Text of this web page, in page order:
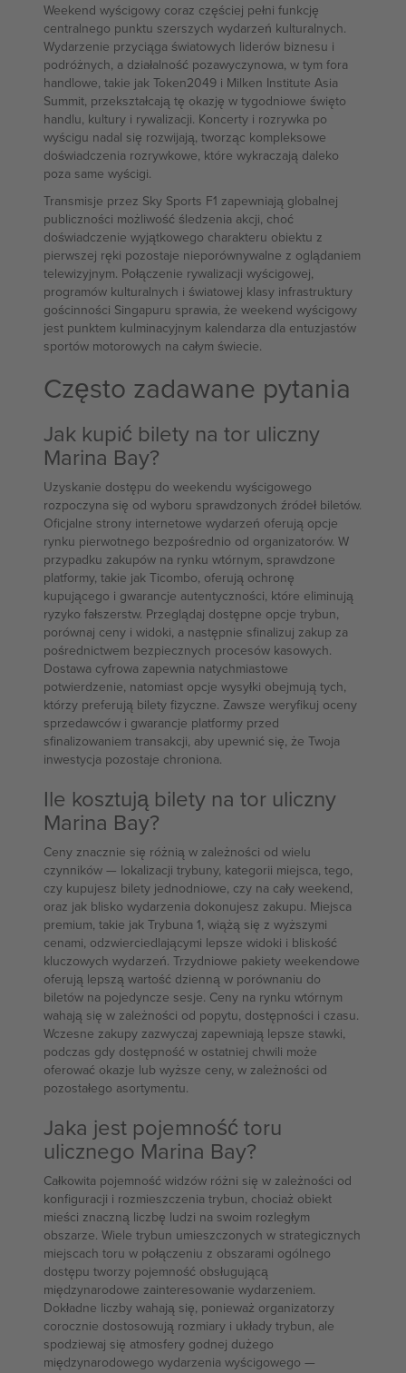
Weekend wyścigowy coraz częściej pełni funkcję
centralnego punktu szerszych wydarzeń kulturalnych.
Wydarzenie przyciąga światowych liderów biznesu i
podróżnych, a działalność pozawyczynowa, w tym fora
handlowe, takie jak Token2049 i Milken Institute Asia
Summit, przekształcają tę okazję w tygodniowe święto
handlu, kultury i rywalizacji. Koncerty i rozrywka po
wyścigu nadal się rozwijają, tworząc kompleksowe
doświadczenia rozrywkowe, które wykraczają daleko
poza same wyścigi.
Transmisje przez Sky Sports F1 zapewniają globalnej
publiczności możliwość śledzenia akcji, choć
doświadczenie wyjątkowego charakteru obiektu z
pierwszej ręki pozostaje nieporównywalne z oglądaniem
telewizyjnym. Połączenie rywalizacji wyścigowej,
programów kulturalnych i światowej klasy infrastruktury
gościnności Singapuru sprawia, że weekend wyścigowy
jest punktem kulminacyjnym kalendarza dla entuzjastów
sportów motorowych na całym świecie.
Często zadawane pytania
Jak kupić bilety na tor uliczny
Marina Bay?
Uzyskanie dostępu do weekendu wyścigowego
rozpoczyna się od wyboru sprawdzonych źródeł biletów.
Oficjalne strony internetowe wydarzeń oferują opcje
rynku pierwotnego bezpośrednio od organizatorów. W
przypadku zakupów na rynku wtórnym, sprawdzone
platformy, takie jak Ticombo, oferują ochronę
kupującego i gwarancje autentyczności, które eliminują
ryzyko fałszerstw. Przeglądaj dostępne opcje trybun,
porównaj ceny i widoki, a następnie sfinalizuj zakup za
pośrednictwem bezpiecznych procesów kasowych.
Dostawa cyfrowa zapewnia natychmiastowe
potwierdzenie, natomiast opcje wysyłki obejmują tych,
którzy preferują bilety fizyczne. Zawsze weryfikuj oceny
sprzedawców i gwarancje platformy przed
sfinalizowaniem transakcji, aby upewnić się, że Twoja
inwestycja pozostaje chroniona.
Ile kosztują bilety na tor uliczny
Marina Bay?
Ceny znacznie się różnią w zależności od wielu
czynników — lokalizacji trybuny, kategorii miejsca, tego,
czy kupujesz bilety jednodniowe, czy na cały weekend,
oraz jak blisko wydarzenia dokonujesz zakupu. Miejsca
premium, takie jak Trybuna 1, wiążą się z wyższymi
cenami, odzwierciedlającymi lepsze widoki i bliskość
kluczowych wydarzeń. Trzydniowe pakiety weekendowe
oferują lepszą wartość dzienną w porównaniu do
biletów na pojedyncze sesje. Ceny na rynku wtórnym
wahają się w zależności od popytu, dostępności i czasu.
Wczesne zakupy zazwyczaj zapewniają lepsze stawki,
podczas gdy dostępność w ostatniej chwili może
oferować okazje lub wyższe ceny, w zależności od
pozostałego asortymentu.
Jaka jest pojemność toru
ulicznego Marina Bay?
Całkowita pojemność widzów różni się w zależności od
konfiguracji i rozmieszczenia trybun, chociaż obiekt
mieści znaczną liczbę ludzi na swoim rozległym
obszarze. Wiele trybun umieszczonych w strategicznych
miejscach toru w połączeniu z obszarami ogólnego
dostępu tworzy pojemność obsługującą
międzynarodowe zainteresowanie wydarzeniem.
Dokładne liczby wahają się, ponieważ organizatorzy
corocznie dostosowują rozmiary i układy trybun, ale
spodziewaj się atmosfery godnej dużego
międzynarodowego wydarzenia wyścigowego —